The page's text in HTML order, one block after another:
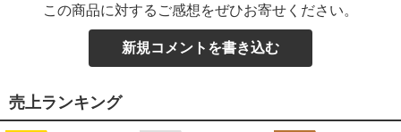
この商品に対するご感想をぜひお寄せください。
新規コメントを書き込む
売上ランキング